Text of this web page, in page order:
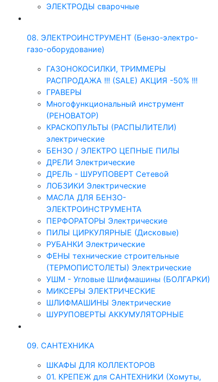
ЭЛЕКТРОДЫ сварочные
08. ЭЛЕКТРОИНСТРУМЕНТ (Бензо-электро-
газо-оборудование)
ГАЗОНОКОСИЛКИ, ТРИММЕРЫ
РАСПРОДАЖА !!! (SALE) АКЦИЯ -50% !!!
ГРАВЕРЫ
Многофункциональный инструмент
(РЕНОВАТОР)
КРАСКОПУЛЬТЫ (РАСПЫЛИТЕЛИ)
электрические
БЕНЗО / ЭЛЕКТРО ЦЕПНЫЕ ПИЛЫ
ДРЕЛИ Электрические
ДРЕЛЬ - ШУРУПОВЕРТ Сетевой
ЛОБЗИКИ Электрические
МАСЛА ДЛЯ БЕНЗО-
ЭЛЕКТРОИНСТРУМЕНТА
ПЕРФОРАТОРЫ Электрические
ПИЛЫ ЦИРКУЛЯРНЫЕ (Дисковые)
РУБАНКИ Электрические
ФЕНЫ технические строительные
(ТЕРМОПИСТОЛЕТЫ) Электрические
УШМ - Угловые Шлифмашины (БОЛГАРКИ)
МИКСЕРЫ ЭЛЕКТРИЧЕСКИЕ
ШЛИФМАШИНЫ Электрические
ШУРУПОВЕРТЫ АККУМУЛЯТОРНЫЕ
09. САНТЕХНИКА
ШКАФЫ ДЛЯ КОЛЛЕКТОРОВ
01. КРЕПЕЖ для САНТЕХНИКИ (Хомуты,